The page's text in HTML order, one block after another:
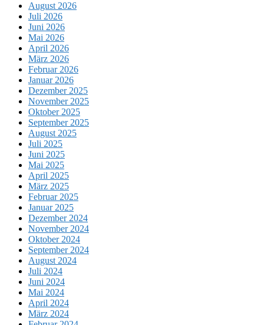
August 2026
Juli 2026
Juni 2026
Mai 2026
April 2026
März 2026
Februar 2026
Januar 2026
Dezember 2025
November 2025
Oktober 2025
September 2025
August 2025
Juli 2025
Juni 2025
Mai 2025
April 2025
März 2025
Februar 2025
Januar 2025
Dezember 2024
November 2024
Oktober 2024
September 2024
August 2024
Juli 2024
Juni 2024
Mai 2024
April 2024
März 2024